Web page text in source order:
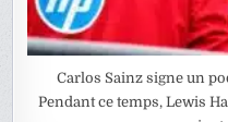
Carlos Sainz signe un
Pendant ce temps, Lewis